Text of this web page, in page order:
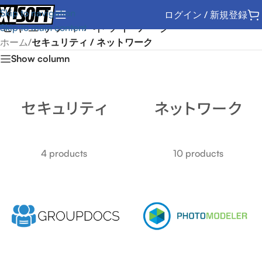
Skip to navigation
Skip to main content
ログイン / 新規登録
セキュリティ / ネットワーク
ホーム/セキュリティ / ネットワーク
Show column
4 products 10 products